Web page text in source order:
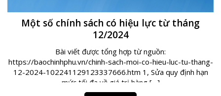
Một số chính sách có hiệu lực từ tháng
12/2024
Bài viết được tổng hợp từ nguồn:
https://baochinhphu.vn/chinh-sach-moi-co-hieu-luc-tu-thang-
12-2024-102241129123337666.htm 1, Sửa quy định hạn
mức tối đa về giá trị hàng […]